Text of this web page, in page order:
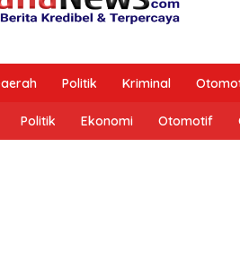
Politik Kriminal
Politik Ekonomi Otomotif